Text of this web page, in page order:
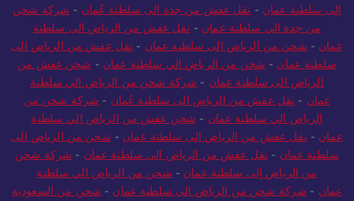
الى سلطنة عمان - نقل عفش من جدة الى سلطنة عُمان - شركة شحن
من جدة الي سلطنة عمان - نقل عفش من الرياض الى سلطنة
عمان - شحن من الرياض الى سلطنة عمان - نقل عفش من الرياض الى
سلطنة عمان - شحن من الرياض الي سلطنة عمان - شحن عفش من
الرياض الى سلطنة عمان - شركة شحن من الرياض الي سلطنة
عمان - نقل عفش من الرياض الى سلطنة عُمان - شركة شحن من
الرياض الي سلطنة عمان - شحن عفش من الرياض الي سلطنة
عمان - نقل عفش من الرياض الى سلطنة عمان - شحن من الرياض الى
سلطنة عمان - نقل عفش من الرياض الى سلطنة عمان - شركة شحن
من الرياض إلى سلطنة عمان - شحن من الرياض الي سلطنة
عمان - شركة شحن من الرياض الي سلطنة عمان - شحن من السعودية